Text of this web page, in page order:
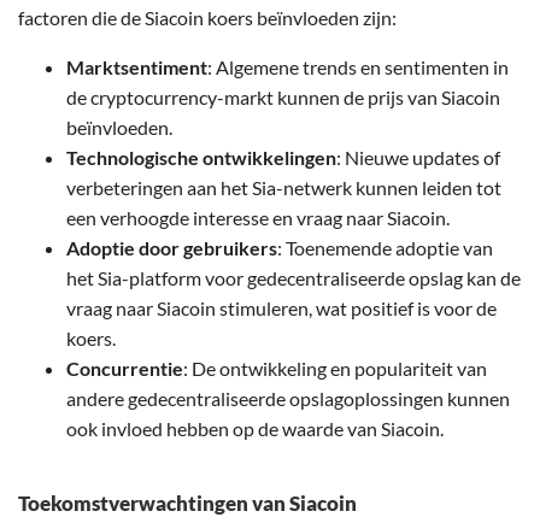
factoren die de Siacoin koers beïnvloeden zijn:
Marktsentiment: Algemene trends en sentimenten in
de cryptocurrency-markt kunnen de prijs van Siacoin
beïnvloeden.
Technologische ontwikkelingen: Nieuwe updates of
verbeteringen aan het Sia-netwerk kunnen leiden tot
een verhoogde interesse en vraag naar Siacoin.
Adoptie door gebruikers: Toenemende adoptie van
het Sia-platform voor gedecentraliseerde opslag kan de
vraag naar Siacoin stimuleren, wat positief is voor de
koers.
Concurrentie: De ontwikkeling en populariteit van
andere gedecentraliseerde opslagoplossingen kunnen
ook invloed hebben op de waarde van Siacoin.
Toekomstverwachtingen van Siacoin